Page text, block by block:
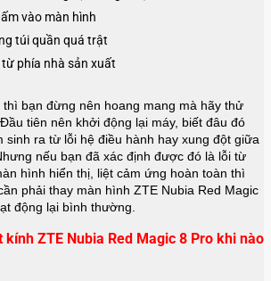
vào màn hình
túi quần quá trật
từ phía nhà sản xuất
bạn đừng nên hoang mang mà hãy thử
tiên nên khởi động lại máy, biết đâu đó
sinh ra từ lỗi hệ điều hành hay xung đột giữa
nếu bạn đã xác định được đó là lỗi từ
hình hiển thị, liệt cảm ứng hoàn toàn thì
phải thay màn hình ZTE Nubia Red Magic
động lại bình thường.
ZTE Nubia Red Magic 8 Pro khi nào